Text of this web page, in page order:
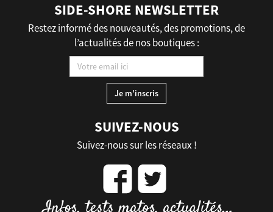
SIDE-SHORE NEWSLETTER
Restez informé des nouveautés, des promotions, de
l’actualités de nos boutiques :
SUIVEZ-NOUS
Suivez-nous sur les réseaux !